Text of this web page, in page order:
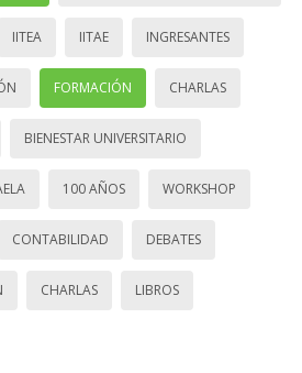
IITEA IITAE INGRESANTES
FORMACIÓN CHARLAS
BIENESTAR UNIVERSITARIO
100 AÑOS WORKSHOP
CONTABILIDAD DEBATES
CHARLAS LIBROS